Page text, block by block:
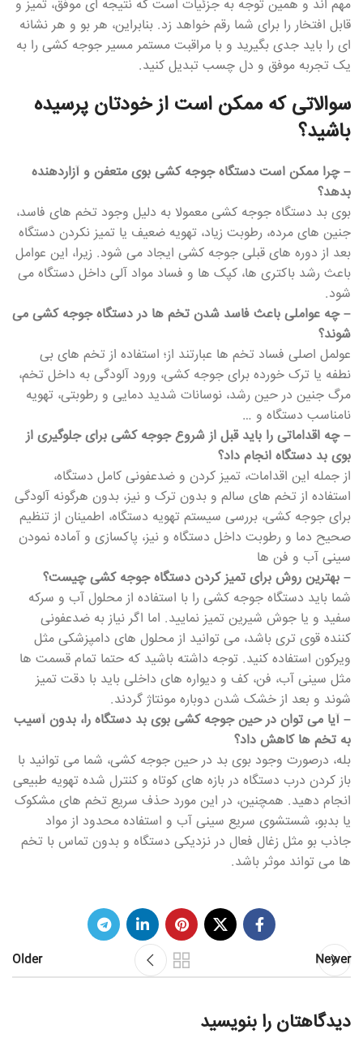
مهم اند و همین توجه به جزئیات است که نتیجه ای موفق، تمیز و
قابل افتخار را برای شما رقم خواهد زد. بنابراین، هر بو و هر نشانه
ای را باید جدی بگیرید و با مراقبت مستمر مسیر جوجه کشی را به
یک تجربه موفق و دل چسب تبدیل کنید.
سوالاتی که ممکن است از خودتان پرسیده
باشید؟
– چرا ممکن است دستگاه جوجه کشی بوی متعفن و آزاردهنده
بدهد؟
بوی بد دستگاه جوجه کشی معمولا به دلیل وجود تخم های فاسد،
جنین های مرده، رطوبت زیاد، تهویه ضعیف یا تمیز نکردن دستگاه
بعد از دوره های قبلی جوجه کشی ایجاد می شود. زیرا، این عوامل
باعث رشد باکتری ها، کپک ها و فساد مواد آلی داخل دستگاه می
شود.
– چه عواملی باعث فاسد شدن تخم ها در دستگاه جوجه کشی می
شوند؟
عولمل اصلی فساد تخم ها عبارتند از؛ استفاده از تخم های بی
نطفه یا ترک خورده برای جوجه کشی، ورود آلودگی به داخل تخم،
مرگ جنین در حین رشد، نوسانات شدید دمایی و رطوبتی، تهویه
نامناسب دستگاه و …
– چه اقداماتی را باید قبل از شروع جوجه کشی برای جلوگیری از
بوی بد دستگاه انجام داد؟
از جمله این اقدامات، تمیز کردن و ضدعفونی کامل دستگاه،
استفاده از تخم های سالم و بدون ترک و نیز، بدون هرگونه آلودگی
برای جوجه کشی، بررسی سیستم تهویه دستگاه، اطمینان از تنظیم
صحیح دما و رطوبت داخل دستگاه و نیز، پاکسازی و آماده نمودن
سینی آب و فن ها
– بهترین روش برای تمیز کردن دستگاه جوجه کشی چیست؟
شما باید دستگاه جوجه کشی را با استفاده از محلول آب و سرکه
سفید و یا جوش شیرین تمیز نمایید. اما اگر نیاز به ضدعفونی
کننده قوی تری باشد، می توانید از محلول های دامپزشکی مثل
ویرکون استفاده کنید. توجه داشته باشید که حتما تمام قسمت ها
مثل سینی آب، فن، کف و دیواره های داخلی باید با دقت تمیز
شوند و بعد از خشک شدن دوباره مونتاژ گردند.
– آیا می توان در حین جوجه کشی بوی بد دستگاه را، بدون آسیب
به تخم ها کاهش داد؟
بله، درصورت وجود بوی بد در حین جوجه کشی، شما می توانید با
باز کردن درب دستگاه در بازه های کوتاه و کنترل شده تهویه طبیعی
انجام دهید. همچنین، در این مورد حذف سریع تخم های مشکوک
یا بدبو، شستشوی سریع سینی آب و استفاده محدود از مواد
جاذب بو مثل زغال فعال در نزدیکی دستگاه و بدون تماس با تخم
ها می تواند موثر باشد.
Newer
Older
دیدگاهتان را بنویسید